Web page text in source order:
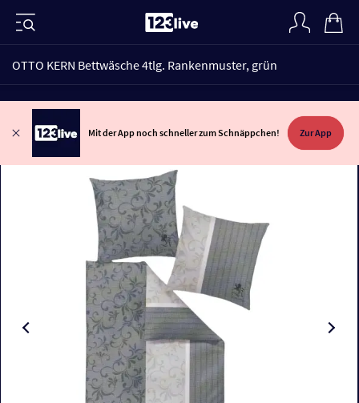
OTTO KERN Bettwäsche 4tlg. Rankenmuster, grün
Mit der App noch schneller zum Schnäppchen! Zur App